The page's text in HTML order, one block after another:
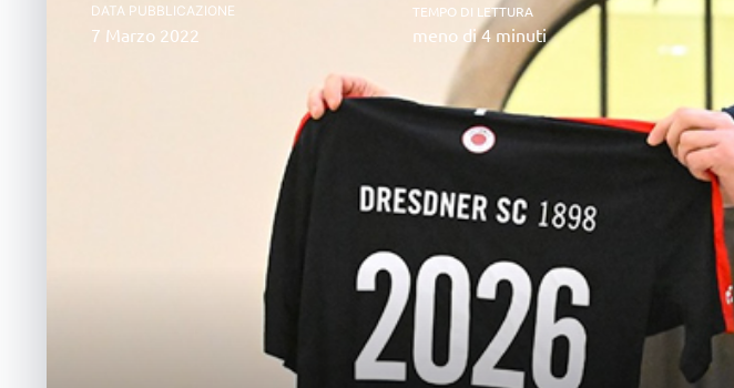
DATA PUBBLICAZIONE
7 Marzo 2022
TEMPO DI LETTURA
meno di 4 minuti